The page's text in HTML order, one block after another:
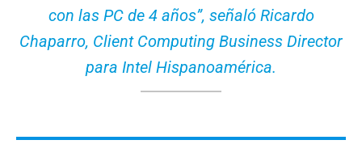
con las PC de 4 años”, señaló Ricardo
Chaparro, Client Computing Business Director
para Intel Hispanoamérica.